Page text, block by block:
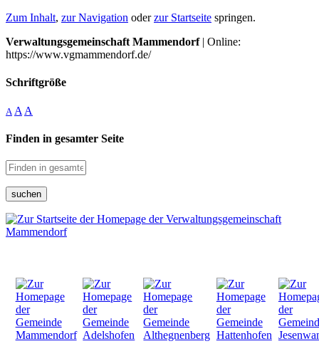
Zum Inhalt, zur Navigation oderzur Startseite springen.
Verwaltungsgemeinschaft Mammendorf| Online:
https://www.vgmammendorf.de/
Schriftgröße
A A A
Finden in gesamter Seite
suchen